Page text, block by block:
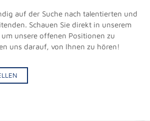
auf der Suche nach talentierten und
Schauen Sie direkt in unserem
unsere offenen Positionen zu
uns darauf, von Ihnen zu hören!